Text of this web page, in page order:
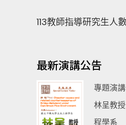
113教師指導研究生人
最新演講公告
專題演
林呈教
程學系